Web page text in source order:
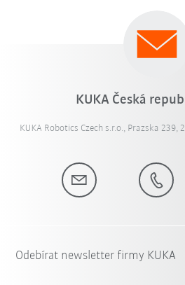
KUKA Česká
KUKA Robotics Czech s.r.o., Prazska 239,
Odebírat newsletter firmy KUKA